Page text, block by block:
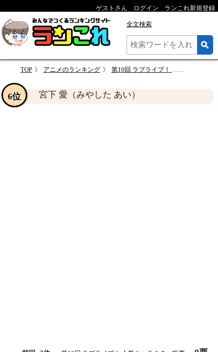
ゲストさん ログイン ランこれ新規登録
全文検索
TOP アニメのランキング 第10回 ラブライブ！ 人気キャラクター投票
宮下 愛（みやした あい）
6位